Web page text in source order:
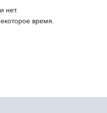
нет.
время.